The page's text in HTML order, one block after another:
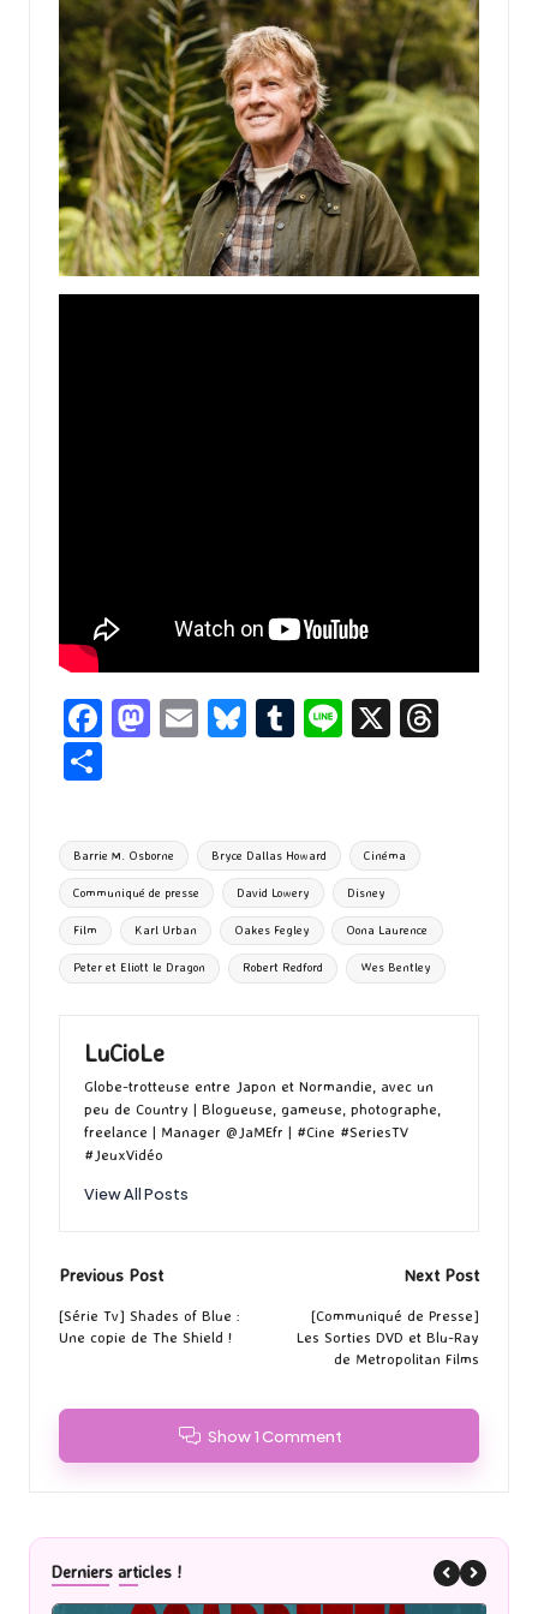
Fa
o
o
k
M
d
o
n
E
l
Bl
ky
T
bl
r
Li X
ta
g
er
Tags:
Barrie M. Osborne Bryce Dallas Howard Cinéma
Communiqué de presse David Lowery Disney
Film Karl Urban Oakes Fegley Oona Laurence
Peter et Eliott le Dragon Robert Redford Wes Bentley
LuCioLe
Globe-trotteuse entre Japon et Normandie, avec un
peu de Country | Blogueuse, gameuse, photographe,
freelance | Manager @JaMEfr | #Cine #SeriesTV
#JeuxVidéo
View All Posts
Post
navigation
Previous Post
[Série Tv] Shades of Blue :
Une copie de The Shield !
Next Post
[Communiqué de Presse]
Les Sorties DVD et Blu-Ray
de Metropolitan Films
Show 1 Comment
Derniers articles !